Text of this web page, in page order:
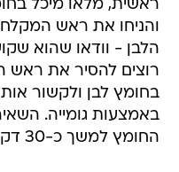
ראשית, מלאו מיכל
והניחו את ראש
הלבן - וודאו שהוא
רוצים להסיר את ראש
בחומץ לבן ולקשור
באמצעות גומייה.
החומץ למשך כ-30 דקות.